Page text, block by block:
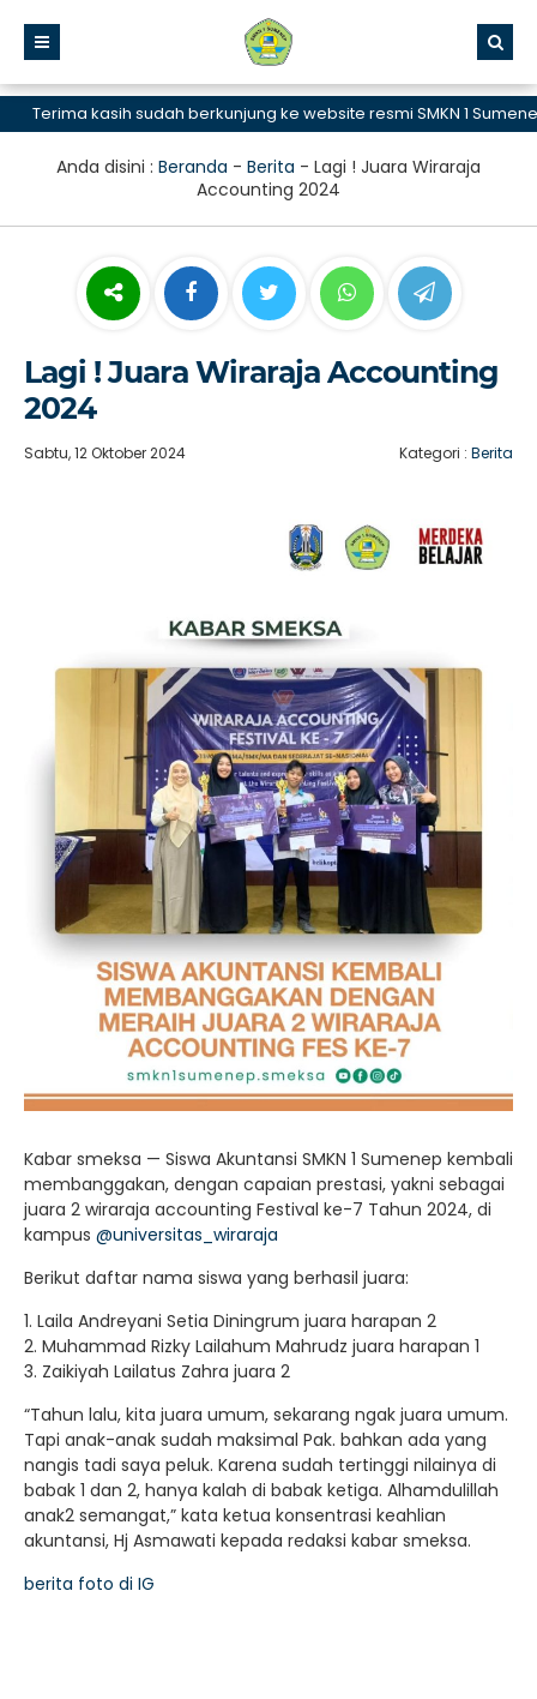
Terima kasih sudah berkunjung ke website resmi SMKN 1 Sumenep,
Anda disini : Beranda - Berita - Lagi ! Juara Wiraraja
Accounting 2024
Lagi ! Juara Wiraraja Accounting
2024
Sabtu, 12 Oktober 2024 Kategori : Berita
Kabar smeksa — Siswa Akuntansi SMKN 1 Sumenep kembali
membanggakan, dengan capaian prestasi, yakni sebagai
juara 2 wiraraja accounting Festival ke-7 Tahun 2024, di
kampus @universitas_wiraraja
Berikut daftar nama siswa yang berhasil juara:
1. Laila Andreyani Setia Diningrum juara harapan 2
2. Muhammad Rizky Lailahum Mahrudz juara harapan 1
3. Zaikiyah Lailatus Zahra juara 2
“Tahun lalu, kita juara umum, sekarang ngak juara umum.
Tapi anak-anak sudah maksimal Pak. bahkan ada yang
nangis tadi saya peluk. Karena sudah tertinggi nilainya di
babak 1 dan 2, hanya kalah di babak ketiga. Alhamdulillah
anak2 semangat,” kata ketua konsentrasi keahlian
akuntansi, Hj Asmawati kepada redaksi kabar smeksa.
berita foto di IG